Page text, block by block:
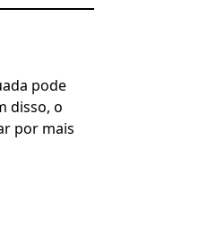
pode
disso, o
por mais